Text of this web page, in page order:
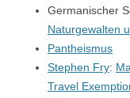
Germanischer
Naturgewalten
Pantheismus
Stephen Fry:
Travel